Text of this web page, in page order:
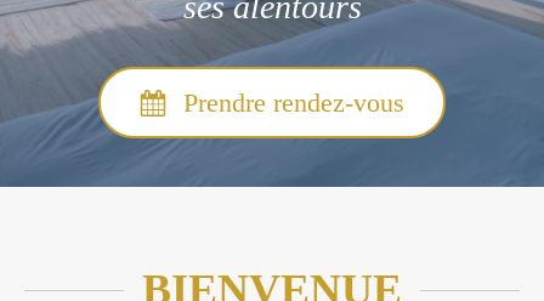
Prendre rendez-vous
BIENVENUE